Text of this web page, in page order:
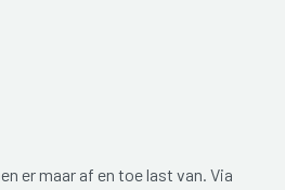
er maar af en toe last van. Via